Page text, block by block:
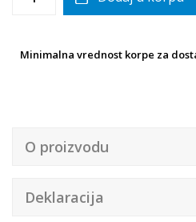
Minimalna vrednost korpe za
O proizvodu
Deklaracija